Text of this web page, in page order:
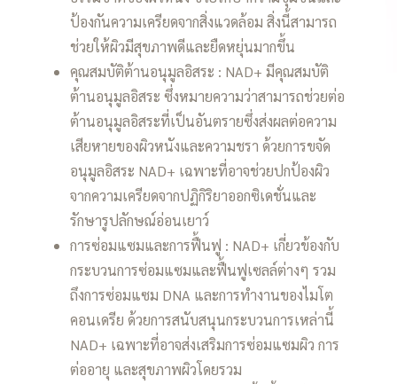
ป้องกันความเครียดจากสิ่งแวดล้อม สิ่งนี้สามารถ
ช่วยให้ผิวมีสุขภาพดีและยืดหยุ่นมากขึ้น
คุณสมบัติต้านอนุมูลอิสระ : NAD+ มีคุณสมบัติ
ต้านอนุมูลอิสระ ซึ่งหมายความว่าสามารถช่วยต่อ
ต้านอนุมูลอิสระที่เป็นอันตรายซึ่งส่งผลต่อความ
เสียหายของผิวหนังและความชรา ด้วยการขจัด
อนุมูลอิสระ NAD+ เฉพาะที่อาจช่วยปกป้องผิว
จากความเครียดจากปฏิกิริยาออกซิเดชั่นและ
รักษารูปลักษณ์อ่อนเยาว์
การซ่อมแซมและการฟื้นฟู : NAD+ เกี่ยวข้องกับ
กระบวนการซ่อมแซมและฟื้นฟูเซลล์ต่างๆ รวม
ถึงการซ่อมแซม DNA และการทำงานของไมโต
คอนเดรีย ด้วยการสนับสนุนกระบวนการเหล่านี้
NAD+ เฉพาะที่อาจส่งเสริมการซ่อมแซมผิว การ
ต่ออายุ และสุขภาพผิวโดยรวม